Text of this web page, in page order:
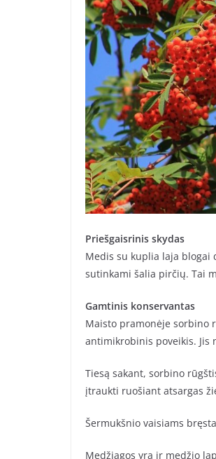
Priešgaisrinis skydas
Medis su kuplia laja blogai
sutinkami šalia pirčių. Tai
Gamtinis konservantas
Maisto pramonėje sorbino
antimikrobinis poveikis. Jis
Tiesą sakant, sorbino
įtraukti ruošiant atsargas
Šermukšnio vaisiams
Medžiagos yra ir medžio